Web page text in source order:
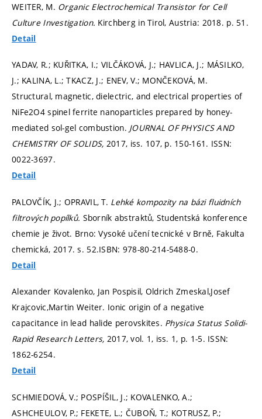
WEITER, M. Organic Electrochemical Transistor for Cell
Culture Investigation. Kirchberg in Tirol, Austria: 2018. p. 51.
Detail
YADAV, R.; KUŘITKA, I.; VILČÁKOVÁ, J.; HAVLICA, J.; MÁSILKO,
J.; KALINA, L.; TKACZ, J.; ENEV, V.; MONČEKOVÁ, M.
Structural, magnetic, dielectric, and electrical properties of
NiFe2O4 spinel ferrite nanoparticles prepared by honey-
mediated sol-gel combustion. JOURNAL OF PHYSICS AND
CHEMISTRY OF SOLIDS, 2017, iss. 107, p. 150-161. ISSN:
0022-3697.
Detail
PALOVČÍK, J.; OPRAVIL, T. Lehké kompozity na bázi fluidních
filtrových popílků. Sborník abstraktů, Studentská konference
chemie je život. Brno: Vysoké učení tecnické v Brně, Fakulta
chemická, 2017.s. 52.ISBN: 978-80-214-5488-0.
Detail
Alexander Kovalenko, Jan Pospisil, Oldrich Zmeskal,Josef
Krajcovic,Martin Weiter. Ionic origin of a negative
capacitance in lead halide perovskites. Physica Status Solidi-
Rapid Research Letters, 2017, vol. 1, iss. 1, p. 1-5. ISSN:
1862-6254.
Detail
SCHMIEDOVÁ, V.; POSPÍŠIL, J.; KOVALENKO, A.;
ASHCHEULOV, P.; FEKETE, L.; ČUBOŇ, T.; KOTRUSZ, P.;